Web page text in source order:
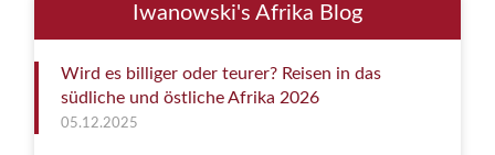
Iwanowski's Afrika Blog
Wird es billiger oder teurer? Reisen in das
südliche und östliche Afrika 2026
05.12.2025